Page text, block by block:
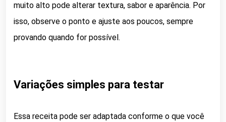
muito alto pode alterar textura, sabor e aparência. Por
isso, observe o ponto e ajuste aos poucos, sempre
provando quando for possível.
Variações simples para testar
Essa receita pode ser adaptada conforme o que você